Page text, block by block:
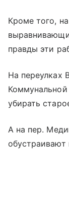
Кроме того,
правды эти
На переулках
убирать
А на пер.
обустраивают